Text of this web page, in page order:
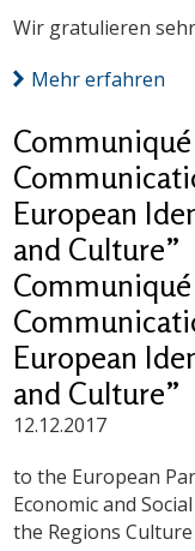
Wir gratulieren
Mehr erfahren
European
and Culture”
European
and Culture”
12.12.2017
to the European
Economic and
the Regions